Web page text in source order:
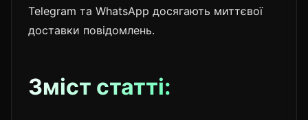
Telegram та WhatsApp досягають миттєвої
доставки повідомлень.
Зміст статті: